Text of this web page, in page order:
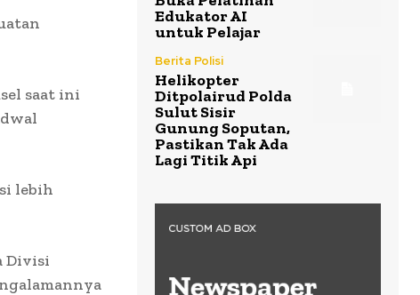
saat ini
lebih
Divisi
Edukator AI
untuk Pelajar
Berita Polisi
Helikopter
Ditpolairud Polda
Sulut Sisir
Gunung Soputan,
Pastikan Tak Ada
Lagi Titik Api